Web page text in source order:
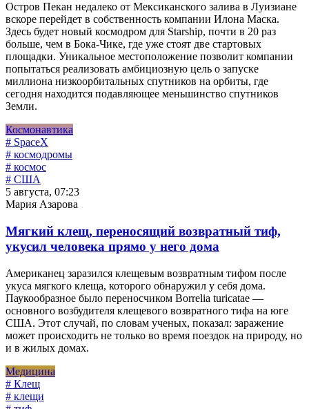
Остров Пекан недалеко от Мексиканского залива в Луизиане
вскоре перейдет в собственность компании Илона Маска.
Здесь будет новый космодром для Starship, почти в 20 раз
больше, чем в Бока-Чике, где уже стоят две стартовых
площадки. Уникальное местоположение позволит компании
попытаться реализовать амбициозную цель о запуске
миллиона низкоорбитальных спутников на орбиты, где
сегодня находится подавляющее меньшинство спутников
Земли.
Космонавтика
# SpaceX
# космодромы
# космос
# США
5 августа, 07:23
Мария Азарова
Мягкий клещ, переносящий возвратный тиф,
укусил человека прямо у него дома
Американец заразился клещевым возвратным тифом после
укуса мягкого клеща, которого обнаружил у себя дома.
Паукообразное было переносчиком Borrelia turicatae —
основного возбудителя клещевого возвратного тифа на юге
США. Этот случай, по словам ученых, показал: заражение
может происходить не только во время поездок на природу, но
и в жилых домах.
Медицина
# Клещ
# клещи